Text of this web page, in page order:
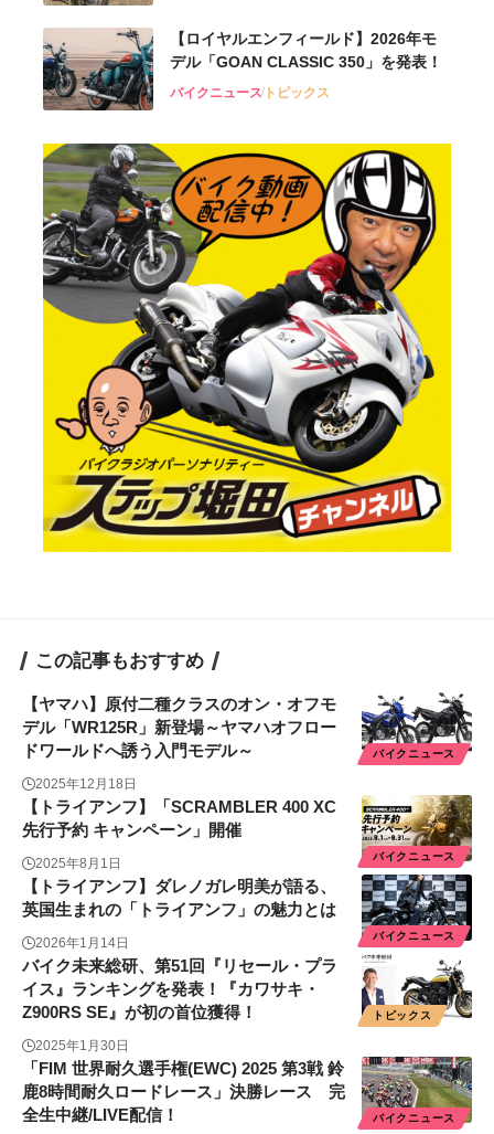
【ロイヤルエンフィールド】2026年モ
デル「GOAN CLASSIC 350」を発表！
バイクニューストピックス
この記事もおすすめ
バイクニュース
【ヤマハ】原付二種クラスのオン・オフモ
デル「WR125R」新登場～ヤマハオフロー
ドワールドへ誘う入門モデル～
2025年12月18日
バイクニュース
【トライアンフ】「SCRAMBLER 400 XC
先行予約 キャンペーン」開催
2025年8月1日
バイクニュース
【トライアンフ】ダレノガレ明美が語る、
英国生まれの「トライアンフ」の魅力とは
2026年1月14日
トピックス
バイク未来総研、第51回『リセール・プラ
イス』ランキングを発表！『カワサキ・
Z900RS SE』が初の首位獲得！
2025年1月30日
バイクニュース
「FIM 世界耐久選手権(EWC) 2025 第3戦 鈴
鹿8時間耐久ロードレース」決勝レース 完
全生中継/LIVE配信！